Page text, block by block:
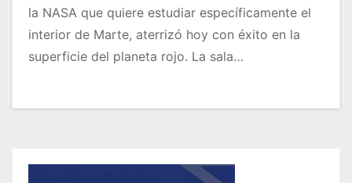
la NASA que quiere estudiar específicamente el
interior de Marte, aterrizó hoy con éxito en la
superficie del planeta rojo. La sala…